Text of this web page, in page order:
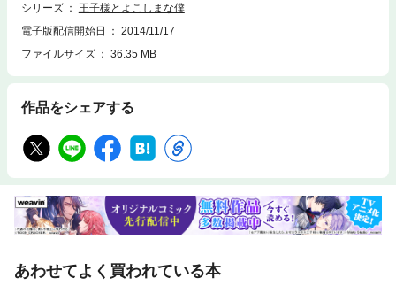
シリーズ
王子様とよこしまな僕
電子版配信開始日
2014/11/17
ファイルサイズ
36.35 MB
作品をシェアする
あわせてよく買われている本